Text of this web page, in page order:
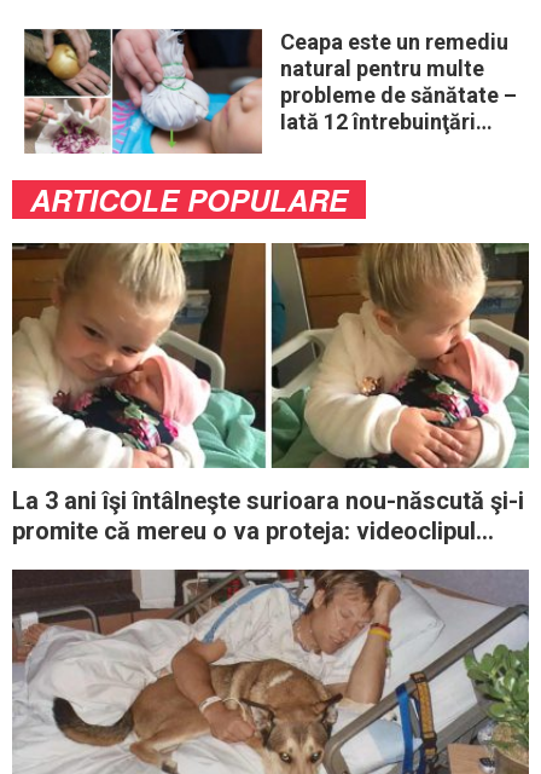
Ceapa este un remediu
natural pentru multe
probleme de sănătate –
Iată 12 întrebuinţări
ARTICOLE POPULARE
La 3 ani îşi întâlneşte surioara nou-născută şi-i
promite că mereu o va proteja: videoclipul